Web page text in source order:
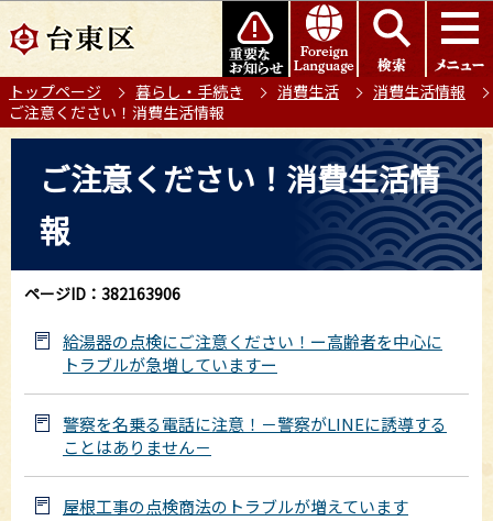
の
ー
ジ
このページの本文へ移動
トップページ 暮らし・手続き 消費生活
消費生活情報
ご注意ください！消費生活情報
ら
ご注意ください！消費生活情
報
ページID：382163906
給湯器の点検にご注意ください！ー高齢者を中心に
トラブルが急増していますー
警察を名乗る電話に注意！－警察がLINEに誘導する
ことはありません－
屋根工事の点検商法のトラブルが増えています